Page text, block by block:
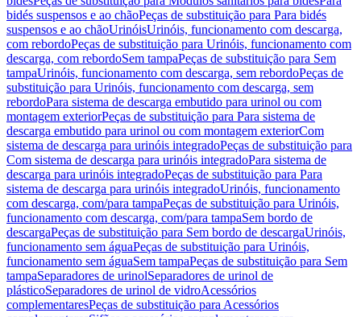
bidés suspensos e ao chãoPeças de substituição para Para bidés
suspensos e ao chãoUrinóisUrinóis, funcionamento com descarga,
com rebordoPeças de substituição para Urinóis, funcionamento com
descarga, com rebordoSem tampaPeças de substituição para Sem
tampaUrinóis, funcionamento com descarga, sem rebordoPeças de
substituição para Urinóis, funcionamento com descarga, sem
rebordoPara sistema de descarga embutido para urinol ou com
montagem exteriorPeças de substituição para Para sistema de
descarga embutido para urinol ou com montagem exteriorCom
sistema de descarga para urinóis integradoPeças de substituição para
Com sistema de descarga para urinóis integradoPara sistema de
descarga para urinóis integradoPeças de substituição para Para
sistema de descarga para urinóis integradoUrinóis, funcionamento
com descarga, com/para tampaPeças de substituição para Urinóis,
funcionamento com descarga, com/para tampaSem bordo de
descargaPeças de substituição para Sem bordo de descargaUrinóis,
funcionamento sem águaPeças de substituição para Urinóis,
funcionamento sem águaSem tampaPeças de substituição para Sem
tampaSeparadores de urinolSeparadores de urinol de
plásticoSeparadores de urinol de vidroAcessórios
complementaresPeças de substituição para Acessórios